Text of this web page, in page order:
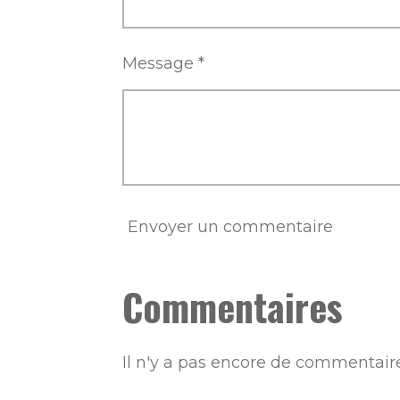
Message *
Envoyer un commentaire
Commentaires
Il n'y a pas encore de